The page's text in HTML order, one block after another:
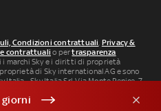
Condizioni contrattuali, Privacy &
contrattuali o pertrasparenza
i marchi Sky e i diritti di proprietà
di Sky international AG e sono
- Sky Italia Srl Via Monte Penice, 7 -
ISSN 3035-1537 e SkySport: ISSN
giorni